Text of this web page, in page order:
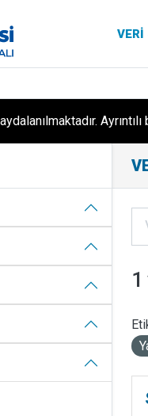
VERI
Ayrıntılı